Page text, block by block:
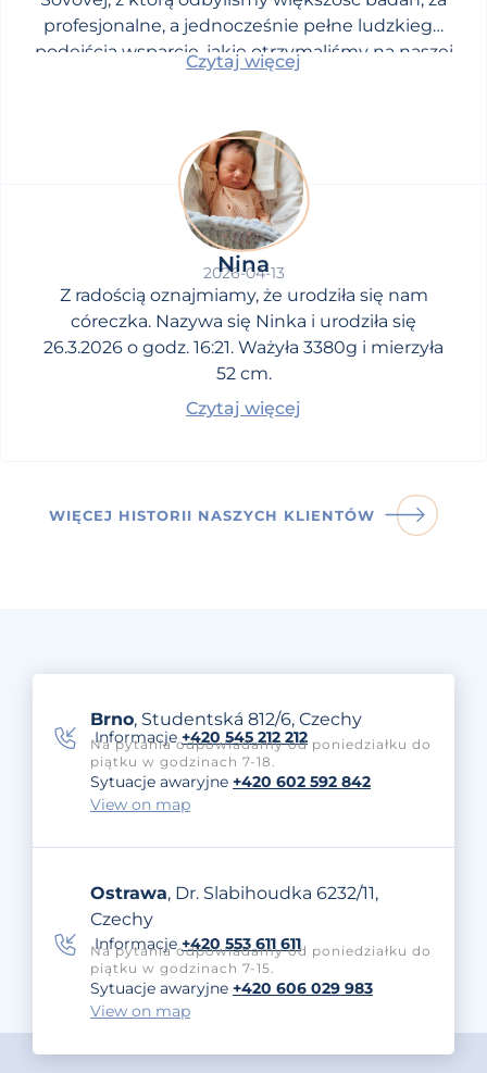
profesjonalne, a jednocześnie pełne ludzkiego
podejścia wsparcie, jakie otrzymaliśmy na naszej
drodze do upragnionego dziecka.
Czytaj więcej
Nina
2026-04-13
Z radością oznajmiamy, że urodziła się nam
córeczka. Nazywa się Ninka i urodziła się
26.3.2026 o godz. 16:21. Ważyła 3380g i mierzyła
52 cm.
Czytaj więcej
WIĘCEJ HISTORII NASZYCH KLIENTÓW
Brno, Studentská 812/6, Czechy
Informacje+420 545 212 212
Na pytania odpowiadamy od poniedziałku do
piątku w godzinach 7-18.
Sytuacje awaryjne +420 602 592 842
View on map
Ostrawa, Dr. Slabihoudka 6232/11,
Czechy
Informacje+420 553 611 611
Na pytania odpowiadamy od poniedziałku do
piątku w godzinach 7-15.
Sytuacje awaryjne +420 606 029 983
View on map